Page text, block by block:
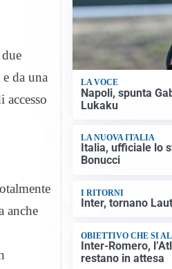
da una
accesso
anche
LA VOCE
Napoli, spunta
Lukaku
LA NUOVA ITALIA
Italia, ufficiale lo
Bonucci
I RITORNI
Inter, tornano
OBIETTIVO CHE SI
Inter-Romero,
restano in attesa